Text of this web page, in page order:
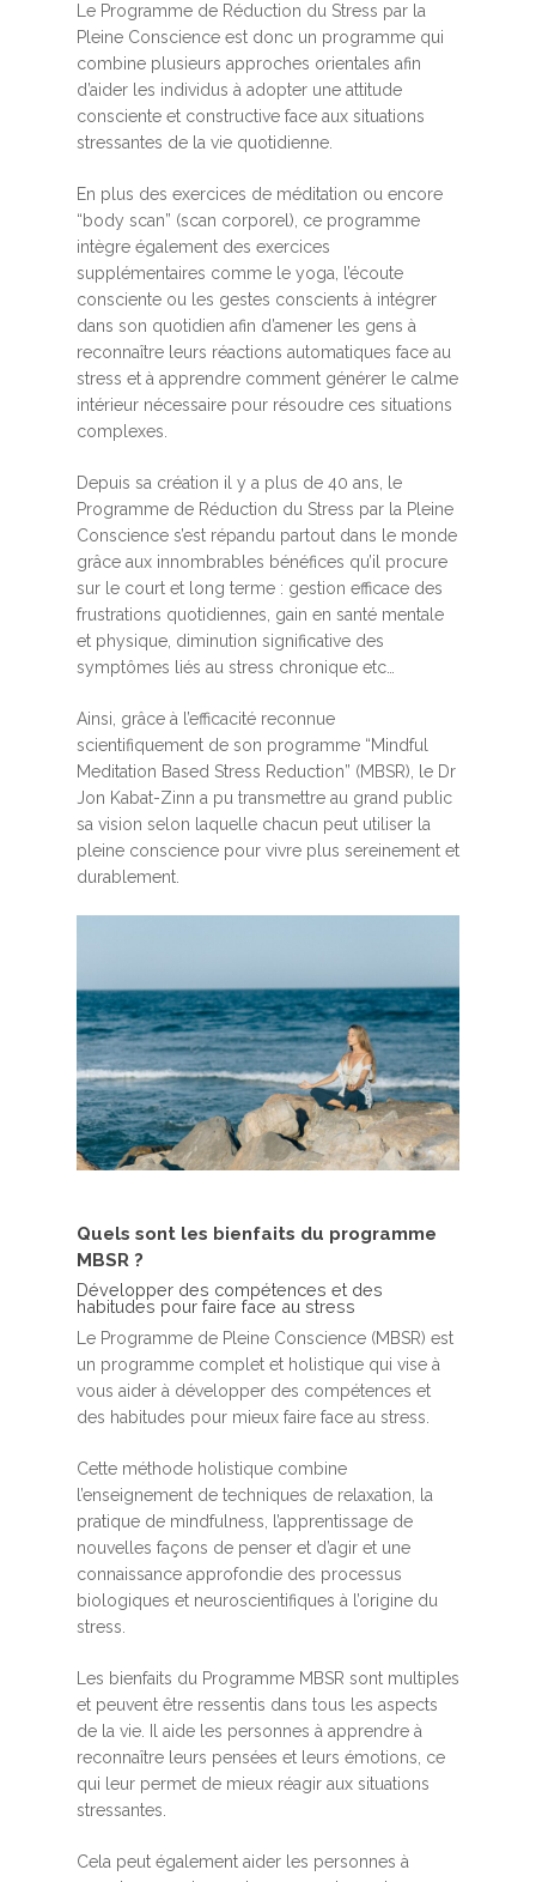
Le Programme de Réduction du Stress par la
Pleine Conscience est donc un programme qui
combine plusieurs approches orientales afin
d’aider les individus à adopter une attitude
consciente et constructive face aux situations
stressantes de la vie quotidienne.
En plus des exercices de méditation ou encore
“body scan” (scan corporel), ce programme
intègre également des exercices
supplémentaires comme le yoga, l’écoute
consciente ou les gestes conscients à intégrer
dans son quotidien afin d’amener les gens à
reconnaître leurs réactions automatiques face au
stress et à apprendre comment générer le calme
intérieur nécessaire pour résoudre ces situations
complexes.
Depuis sa création il y a plus de 40 ans, le
Programme de Réduction du Stress par la Pleine
Conscience s’est répandu partout dans le monde
grâce aux innombrables bénéfices qu’il procure
sur le court et long terme : gestion efficace des
frustrations quotidiennes, gain en santé mentale
et physique, diminution significative des
symptômes liés au stress chronique etc…
Ainsi, grâce à l’efficacité reconnue
scientifiquement de son programme “Mindful
Meditation Based Stress Reduction” (MBSR), le Dr
Jon Kabat-Zinn a pu transmettre au grand public
sa vision selon laquelle chacun peut utiliser la
pleine conscience pour vivre plus sereinement et
durablement.
Quels sont les bienfaits du programme
MBSR ?
Développer des compétences et des
habitudes pour faire face au stress
Le Programme de Pleine Conscience (MBSR) est
un programme complet et holistique qui vise à
vous aider à développer des compétences et
des habitudes pour mieux faire face au stress.
Cette méthode holistique combine
l’enseignement de techniques de relaxation, la
pratique de mindfulness, l’apprentissage de
nouvelles façons de penser et d’agir et une
connaissance approfondie des processus
biologiques et neuroscientifiques à l’origine du
stress.
Les bienfaits du Programme MBSR sont multiples
et peuvent être ressentis dans tous les aspects
de la vie. Il aide les personnes à apprendre à
reconnaître leurs pensées et leurs émotions, ce
qui leur permet de mieux réagir aux situations
stressantes.
Cela peut également aider les personnes à